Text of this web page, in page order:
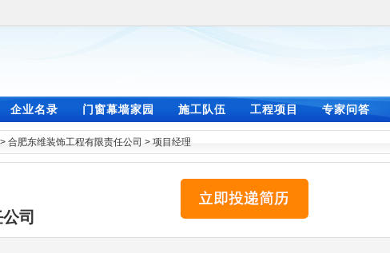
企业名录 门窗幕墙家园 施工队伍 工程项目 专家问答
合肥东维装饰工程有限责任公司 > 项目经理
司